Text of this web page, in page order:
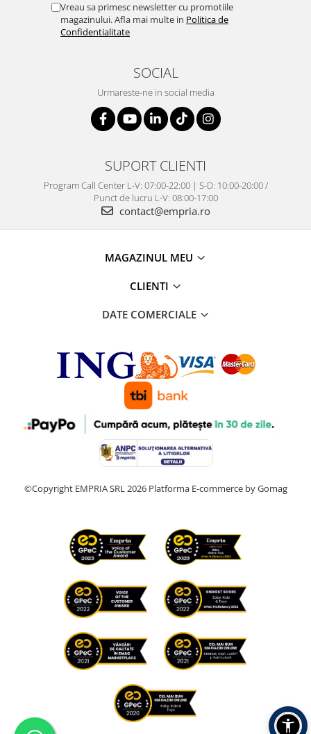
Vreau sa primesc newsletter cu promotiile
magazinului. Afla mai multe in Politica de
Confidentialitate
SOCIAL
Urmareste-ne in social media
SUPORT CLIENTI
Program Call Center L-V: 07:00-22:00 | S-D: 10:00-20:00 /
Punct de lucru L-V: 08:00-17:00
contact@empria.ro
MAGAZINUL MEU
CLIENTI
DATE COMERCIALE
©Copyright EMPRIA SRL 2026 Platforma E-commerce by Gomag